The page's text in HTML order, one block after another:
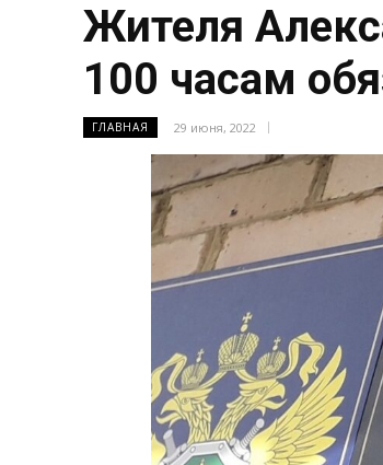
Жителя
100 часам
ГЛАВНАЯ 29 июня, 2022